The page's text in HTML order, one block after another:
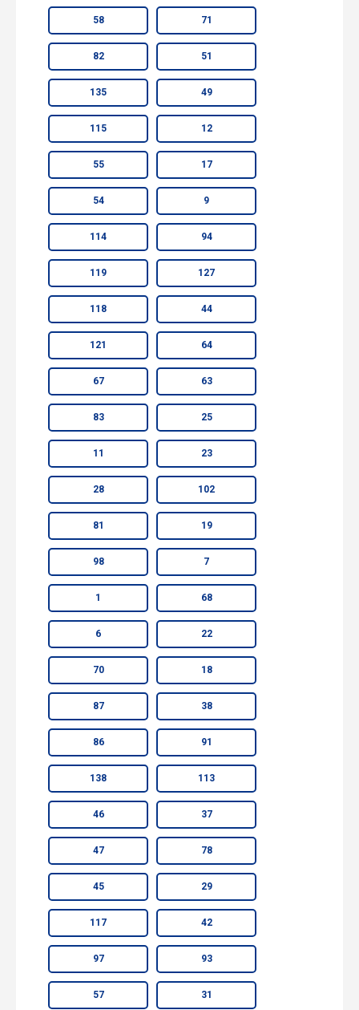
58 71
82 51
135 49
115 12
55 17
54 9
114 94
119 127
118 44
121 64
67 63
83 25
11 23
28 102
81 19
98 7
1 68
6 22
70 18
87 38
86 91
138 113
46 37
47 78
45 29
117 42
97 93
57 31